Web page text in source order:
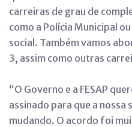
carreiras de grau de
como a Polícia Municipal
social. Também vamos
3, assim como outras
“O Governo e a FESAP
assinado para que a nossa
mudando. O acordo foi